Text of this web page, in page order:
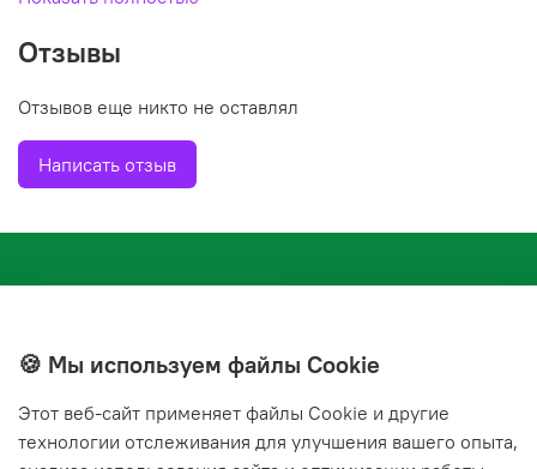
Отзывы
Отзывов еще никто не оставлял
Написать отзыв
+7(843) 210-20-24
🍪 Мы используем файлы Cookie
Этот веб‑сайт применяет файлы Cookie и другие
технологии отслеживания для улучшения вашего опыта,